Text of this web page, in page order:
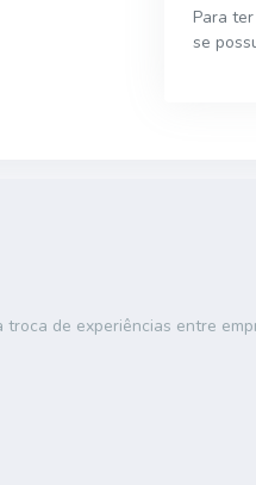
Para
se
troca de experiências entre